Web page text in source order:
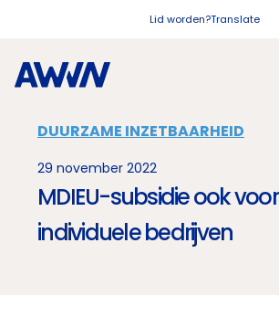
Lid worden?Translate
DUURZAME INZETBAARHEID
29 november 2022
MDIEU-subsidie ook voor
individuele bedrijven